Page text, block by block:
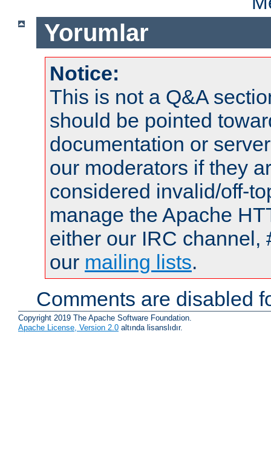
Yorumlar
Notice:
This is not a Q&A
should be pointed
documentation or
our moderators if they
considered invalid/off-
manage the Apache
either our IRC channel,
our mailing lists.
Comments are disabled
Copyright 2019 The Apache Software Foundation.
Apache License, Version 2.0 altında lisanslıdır.